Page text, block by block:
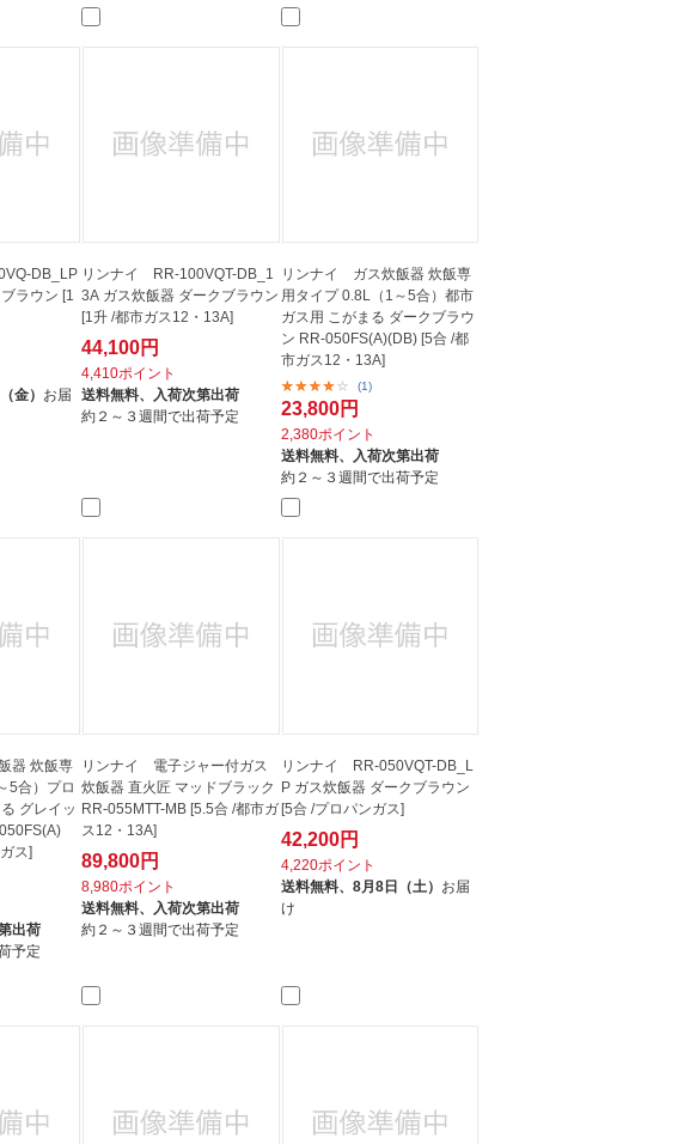
DB_LP
ラウン [1
金） お届
リンナイ RR-100VQT-DB_1
3A ガス炊飯器 ダークブラウン
[1升 /都市ガス12・13A]
44,100円
4,410ポイント
送料無料、 入荷次第出荷
約２～３週間で出荷予定
リンナイ ガス炊飯器 炊飯専
用タイプ 0.8L（1～5合）都市
ガス用 こがまる ダークブラウ
ン RR-050FS(A)(DB) [5合 /都
市ガス12・13A]
(1)
23,800円
2,380ポイント
送料無料、
入荷次第出荷
約２～３週間で出荷予定
器 炊飯専
5合）プロ
グレイッ
ス]
出荷
予定
リンナイ 電子ジャー付ガス
炊飯器 直火匠 マッドブラック
RR-055MTT-MB [5.5合 /都市ガ
ス12・13A]
89,800円
8,980ポイント
送料無料、
入荷次第出荷
約２～３週間で出荷予定
リンナイ RR-050VQT-DB_L
P ガス炊飯器 ダークブラウン
[5合 /プロパンガス]
42,200円
4,220ポイント
送料無料、 8月8日（土） お届
け